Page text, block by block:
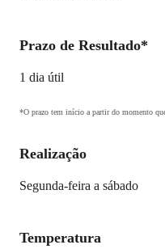
Temperatura
Prazo de Resultado*
1 dia útil
*O prazo tem início a partir do momento
Realização
Segunda-feira a sábado